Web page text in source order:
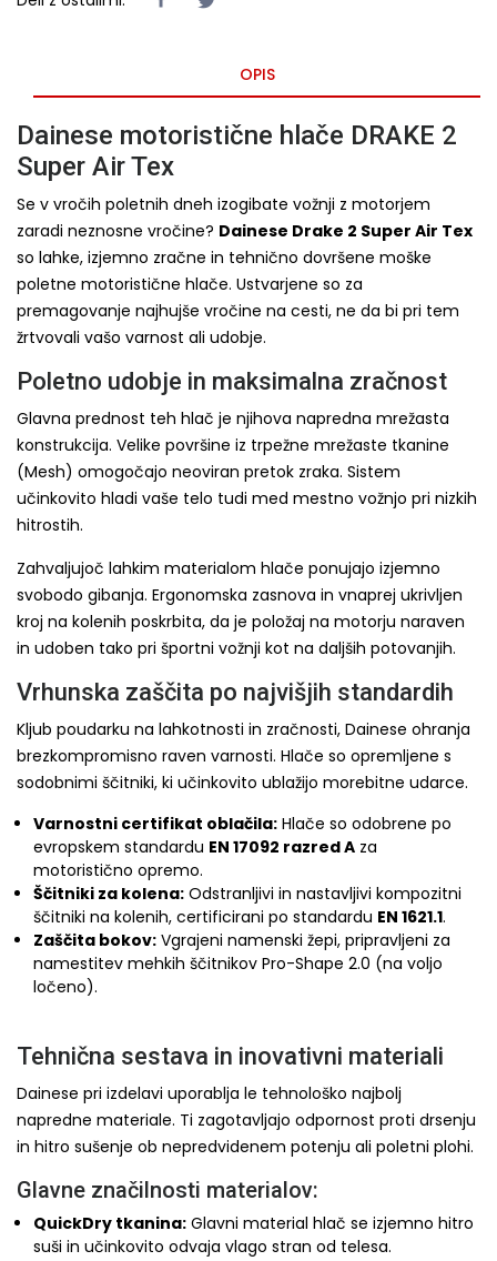
OPIS
Dainese motoristične hlače DRAKE 2
Super Air Tex
Se v vročih poletnih dneh izogibate vožnji z motorjem
zaradi neznosne vročine? Dainese Drake 2 Super Air Tex
so lahke, izjemno zračne in tehnično dovršene moške
poletne motoristične hlače. Ustvarjene so za
premagovanje najhujše vročine na cesti, ne da bi pri tem
žrtvovali vašo varnost ali udobje.
Poletno udobje in maksimalna zračnost
Glavna prednost teh hlač je njihova napredna mrežasta
konstrukcija. Velike površine iz trpežne mrežaste tkanine
(Mesh) omogočajo neoviran pretok zraka. Sistem
učinkovito hladi vaše telo tudi med mestno vožnjo pri nizkih
hitrostih.
Zahvaljujoč lahkim materialom hlače ponujajo izjemno
svobodo gibanja. Ergonomska zasnova in vnaprej ukrivljen
kroj na kolenih poskrbita, da je položaj na motorju naraven
in udoben tako pri športni vožnji kot na daljših potovanjih.
Vrhunska zaščita po najvišjih standardih
Kljub poudarku na lahkotnosti in zračnosti, Dainese ohranja
brezkompromisno raven varnosti. Hlače so opremljene s
sodobnimi ščitniki, ki učinkovito ublažijo morebitne udarce.
Varnostni certifikat oblačila: Hlače so odobrene po
evropskem standardu EN 17092 razred A za
motoristično opremo.
Ščitniki za kolena: Odstranljivi in nastavljivi kompozitni
ščitniki na kolenih, certificirani po standardu EN 1621.1.
Zaščita bokov: Vgrajeni namenski žepi, pripravljeni za
namestitev mehkih ščitnikov Pro-Shape 2.0 (na voljo
ločeno).
Tehnična sestava in inovativni materiali
Dainese pri izdelavi uporablja le tehnološko najbolj
napredne materiale. Ti zagotavljajo odpornost proti drsenju
in hitro sušenje ob nepredvidenem potenju ali poletni plohi.
Glavne značilnosti materialov:
QuickDry tkanina: Glavni material hlač se izjemno hitro
suši in učinkovito odvaja vlago stran od telesa.